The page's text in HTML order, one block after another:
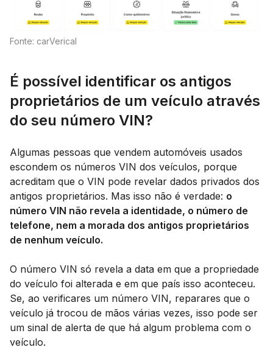
Fonte: carVerical
É possível identificar os antigos
proprietários de um veículo através
do seu número VIN?
Algumas pessoas que vendem automóveis usados
escondem os números VIN dos veículos, porque
acreditam que o VIN pode revelar dados privados dos
antigos proprietários. Mas isso não é verdade: o
número VIN não revela a identidade, o número de
telefone, nem a morada dos antigos proprietários
de nenhum veículo.
O número VIN só revela a data em que a propriedade
do veículo foi alterada e em que país isso aconteceu.
Se, ao verificares um número VIN, reparares que o
veículo já trocou de mãos várias vezes, isso pode ser
um sinal de alerta de que há algum problema com o
veículo.